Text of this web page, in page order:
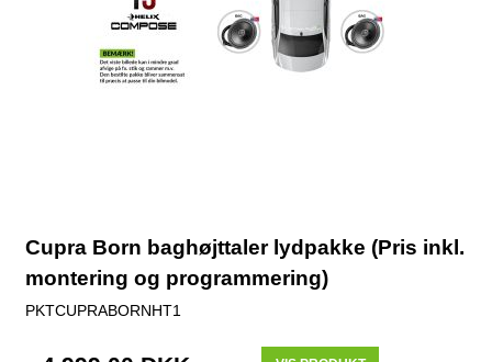
Cupra Born baghøjttaler lydpakke (Pris inkl.
montering og programmering)
PKTCUPRABORNHT1